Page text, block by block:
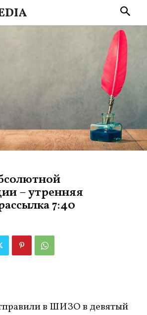
– утренняя
7:40
в ШИЗО в девятый